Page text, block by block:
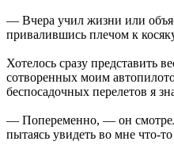
— Вчера учил жизни или
привалившись плечом к
Хотелось сразу представить
сотворенных моим
беспосадочных перелетов я
— Попеременно, — он смотрел
пытаясь увидеть во мне что-